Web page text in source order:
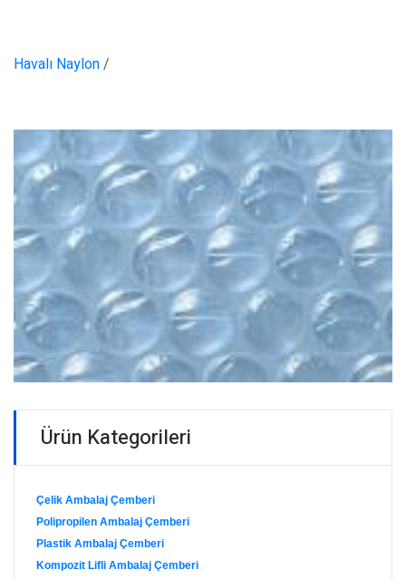
Ürün Kategorileri
Çelik Ambalaj Çemberi
Polipropilen Ambalaj Çemberi
Plastik Ambalaj Çemberi
Kompozit Lifli Ambalaj Çemberi
Havalı Naylon/